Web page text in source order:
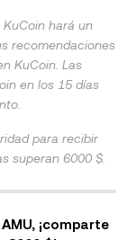
hará un
recomendaciones
KuCoin. Las
en los 15 días
para recibir
superan 6000 $.
¡comparte